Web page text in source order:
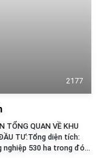
2177
TỔNG QUAN VỀ KHU
ĐẦU TƯ:Tổng diện tích:
nghiệp 530 ha trong đó:+